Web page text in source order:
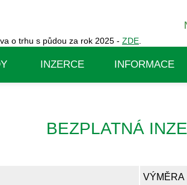
o trhu s půdou za rok 2025 - ZDE
INZERCE INFORMACE
BEZPLATNÁ
VÝMĚRA